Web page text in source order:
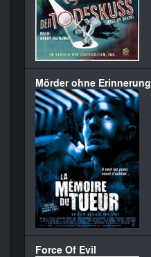
Mörder ohne Erinnerung
Force Of Evil